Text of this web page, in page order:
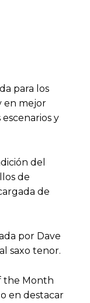
para los
en mejor
y
del
de
de
por Dave
saxo tenor.
the Month
en destacar